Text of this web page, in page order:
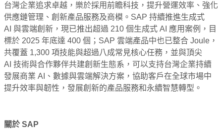
台灣企業追求卓越，樂於採用前瞻科技，提升營運效率、強化
供應鏈管理、創新產品服務及商模。SAP 持續推進生成式
AI 與雲端創新，現已推出超過 210 個生成式 AI 應用案例，目
標於 2025 年底達 400 個；SAP 雲端產品中也已整合 Joule，
共覆蓋 1,300 項技能與超過八成常見核心任務，並與頂尖
AI 技術與合作夥伴共建創新生態系，可以支持台灣企業持續
發展商業 AI、數據與雲端解決方案，協助客戶在全球市場中
提升效率與韌性，發展創新的產品服務和永續智慧轉型。
關於 SAP